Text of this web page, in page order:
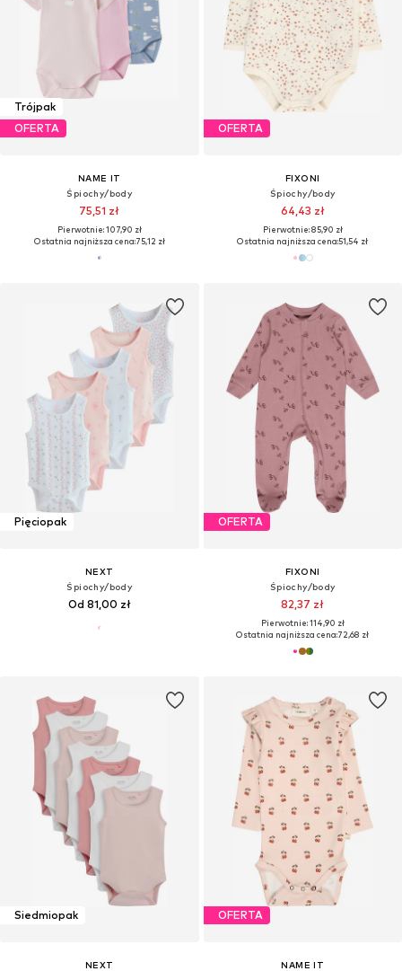
Trójpak
OFERTA
NAME IT
Śpiochy/body
75,51 zł
Pierwotnie: 107,90 zł
Ostatnia najniższa cena:75,12 zł
OFERTA
FIXONI
Śpiochy/body
64,43 zł
Pierwotnie: 85,90 zł
Ostatnia najniższa cena:51,54 zł
Pięciopak
NEXT
Śpiochy/body
Od 81,00 zł
OFERTA
FIXONI
Śpiochy/body
82,37 zł
Pierwotnie: 114,90 zł
Ostatnia najniższa cena:72,68 zł
Siedmiopak
NEXT
OFERTA
NAME IT